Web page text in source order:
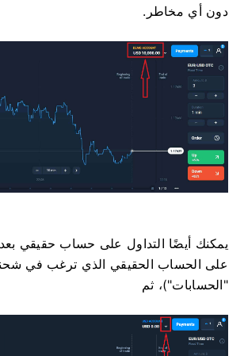
دون أي مخاطر.
يمكنك أيضًا التداول على حساب حقيقي بعد
على الحساب الحقيقي الذي ترغب في
"الحسابات")، ثم